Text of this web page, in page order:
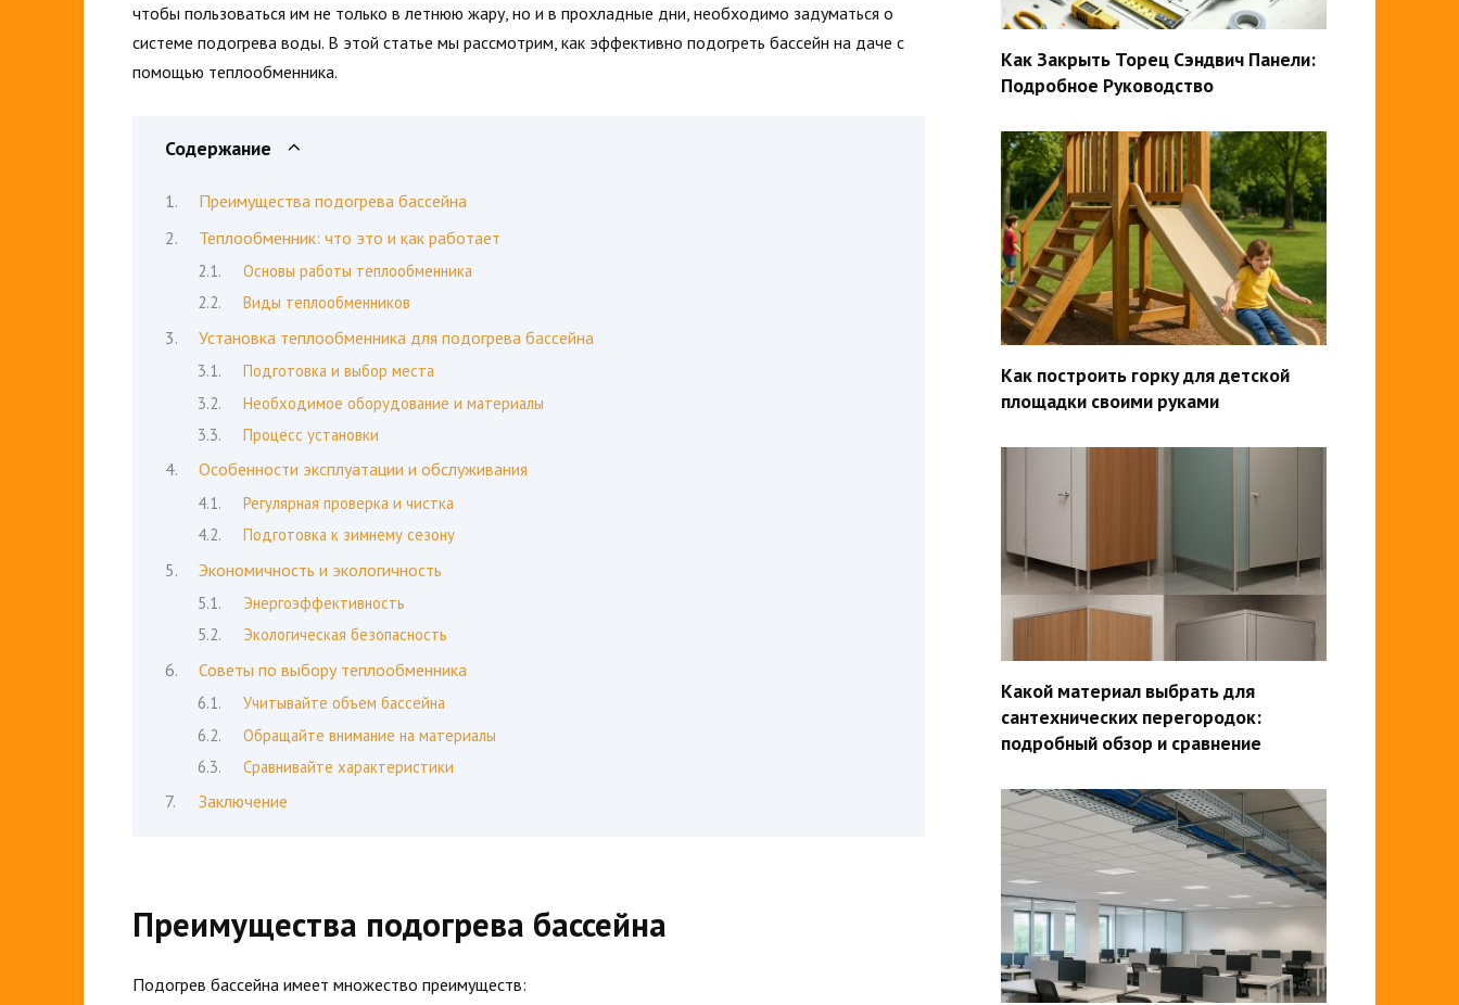
чтобы пользоваться им не только в летнюю жару, но и в прохладные дни, необходимо задуматься о
системе подогрева воды. В этой статье мы рассмотрим, как эффективно подогреть бассейн на даче с
помощью теплообменника.
Содержание
Преимущества подогрева бассейна
Теплообменник: что это и как работает
Основы работы теплообменника
Виды теплообменников
Установка теплообменника для подогрева бассейна
Подготовка и выбор места
Необходимое оборудование и материалы
Процесс установки
Особенности эксплуатации и обслуживания
Регулярная проверка и чистка
Подготовка к зимнему сезону
Экономичность и экологичность
Энергоэффективность
Экологическая безопасность
Советы по выбору теплообменника
Учитывайте объем бассейна
Обращайте внимание на материалы
Сравнивайте характеристики
Заключение
Преимущества подогрева бассейна
Подогрев бассейна имеет множество преимуществ:
Как Закрыть Торец Сэндвич Панели:
Подробное Руководство
Как построить горку для детской
площадки своими руками
Какой материал выбрать для
сантехнических перегородок:
подробный обзор и сравнение